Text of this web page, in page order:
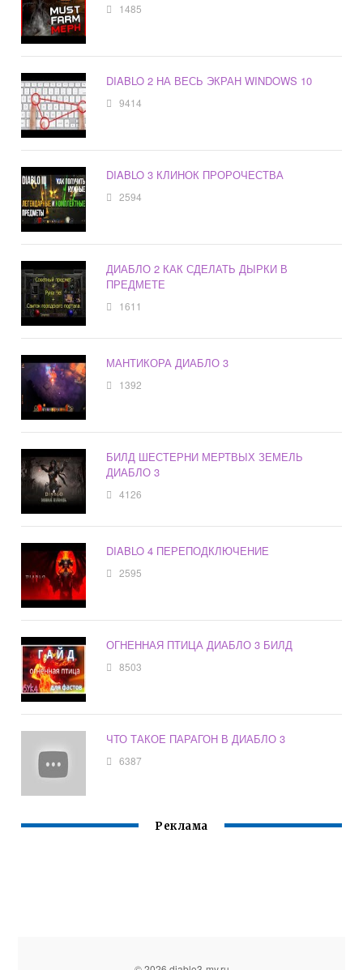
1485
DIABLO 2 НА ВЕСЬ ЭКРАН WINDOWS 10
9414
DIABLO 3 КЛИНОК ПРОРОЧЕСТВА
2594
ДИАБЛО 2 КАК СДЕЛАТЬ ДЫРКИ В
ПРЕДМЕТЕ
1611
МАНТИКОРА ДИАБЛО 3
1392
БИЛД ШЕСТЕРНИ МЕРТВЫХ ЗЕМЕЛЬ
ДИАБЛО 3
4126
DIABLO 4 ПЕРЕПОДКЛЮЧЕНИЕ
2595
ОГНЕННАЯ ПТИЦА ДИАБЛО 3 БИЛД
8503
ЧТО ТАКОЕ ПАРАГОН В ДИАБЛО 3
6387
Реклама